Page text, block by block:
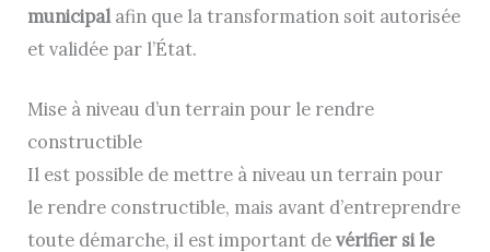
municipalafin que la transformation soit autorisée
et validée par l’État.
Mise à niveau d’un terrain pour le rendre
constructible
Il est possible de mettre à niveau un terrain pour
le rendre constructible, mais avant d’entreprendre
toute démarche, il est important devérifier si le